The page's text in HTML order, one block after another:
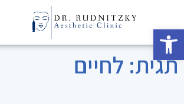
פתח סרגל נגישות
תגית: לחיים